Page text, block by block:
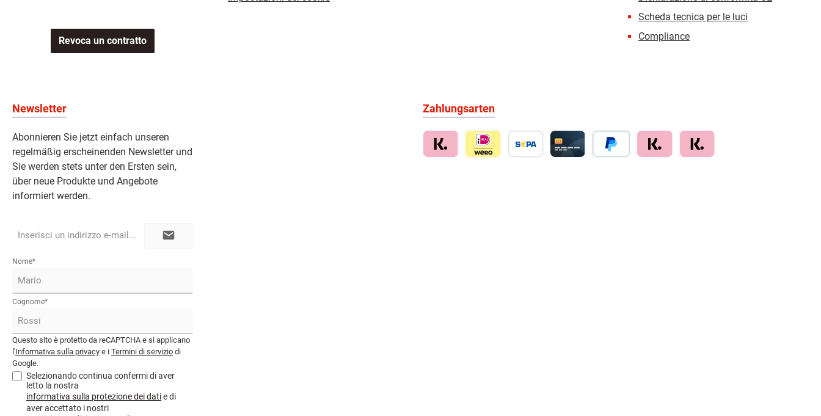
Revoca un contratto
Scheda tecnica per le luci
Compliance
Newsletter
Abonnieren Sie jetzt einfach unseren
regelmäßig erscheinenden Newsletter und
Sie werden stets unter den Ersten sein,
über neue Produkte und Angebote
informiert werden.
Nome*
Cognome*
Questo sito è protetto da reCAPTCHA e si applicano
l'Informativa sulla privacy e i Termini di servizio di
Google.
Selezionando continua confermi di aver
letto la nostra
informativa sulla protezione dei datie di
aver accettato i nostri
Zahlungsarten